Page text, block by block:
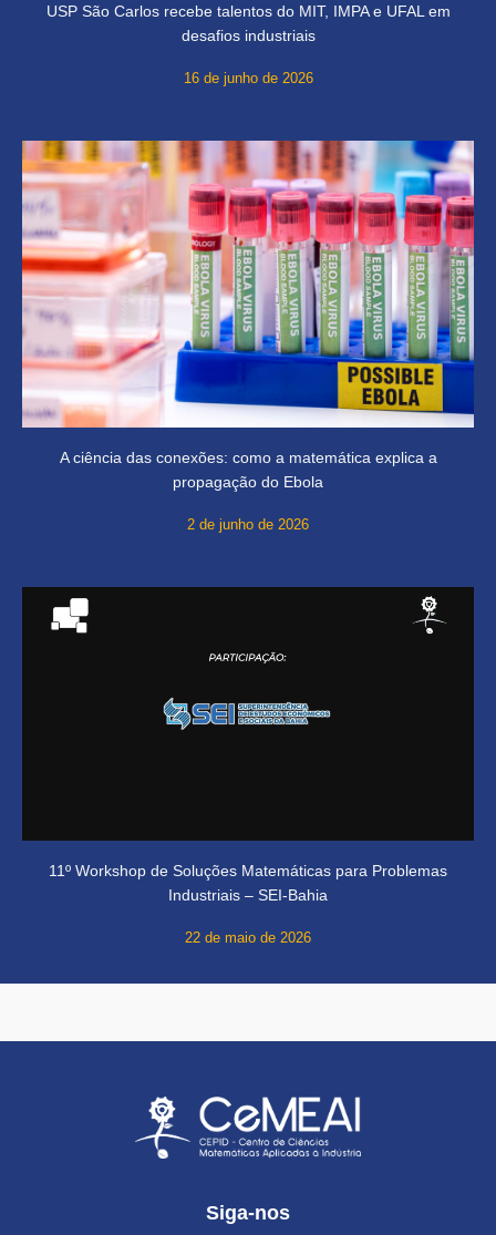
USP São Carlos recebe talentos do MIT, IMPA e UFAL em
desafios industriais
16 de junho de 2026
A ciência das conexões: como a matemática explica a
propagação do Ebola
2 de junho de 2026
11º Workshop de Soluções Matemáticas para Problemas
Industriais – SEI-Bahia
22 de maio de 2026
Siga-nos